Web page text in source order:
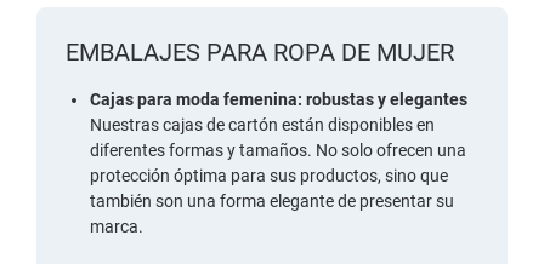
EMBALAJES PARA ROPA DE MUJER
Cajas para moda femenina: robustas y elegantes
Nuestras cajas de cartón están disponibles en
diferentes formas y tamaños. No solo ofrecen una
protección óptima para sus productos, sino que
también son una forma elegante de presentar su
marca.